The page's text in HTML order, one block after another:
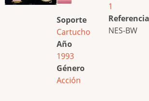
Soporte
Cartucho
Año
1993
Género
Acción
1
Referencia
NES-BW